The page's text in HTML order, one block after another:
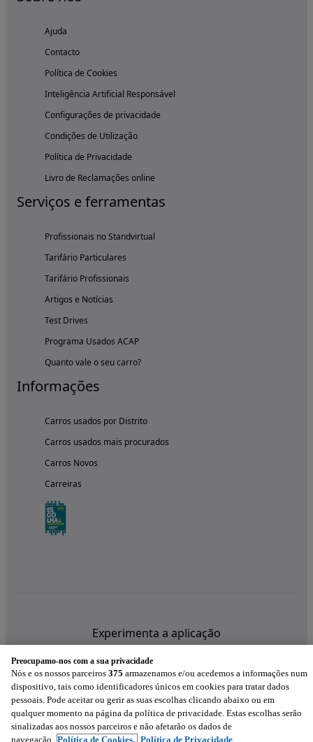
Ajuda
Contacto
Política de Cookies
Inteligência Artificial Responsável
Configurações de privacidade
Condições de Utilização
Política de Privacidade
Livro de Reclamações online
Serviços e ferramentas
Profissionais no Standvirtual
Tarifário Particulares
Tarifário Profissionais
Artigos e Notícias
Test Drives
Programa Usados ACAP
Quanto vale o seu carro?
Informações
Carros usados por Distrito
Carros usados mais procurados
Carros Novos
Carreiras
Experimenta a aplicação
Preocupamo-nos com a sua privacidade
Nós e os nossos parceiros 375 armazenamos e/ou acedemos a informações num
dispositivo, tais como identificadores únicos em cookies para tratar dados
pessoais. Pode aceitar ou gerir as suas escolhas clicando abaixo ou em
qualquer momento na página da política de privacidade. Estas escolhas serão
sinalizadas aos nossos parceiros e não afetarão os dados de
navegação. Política de Cookies, Política de Privacidade